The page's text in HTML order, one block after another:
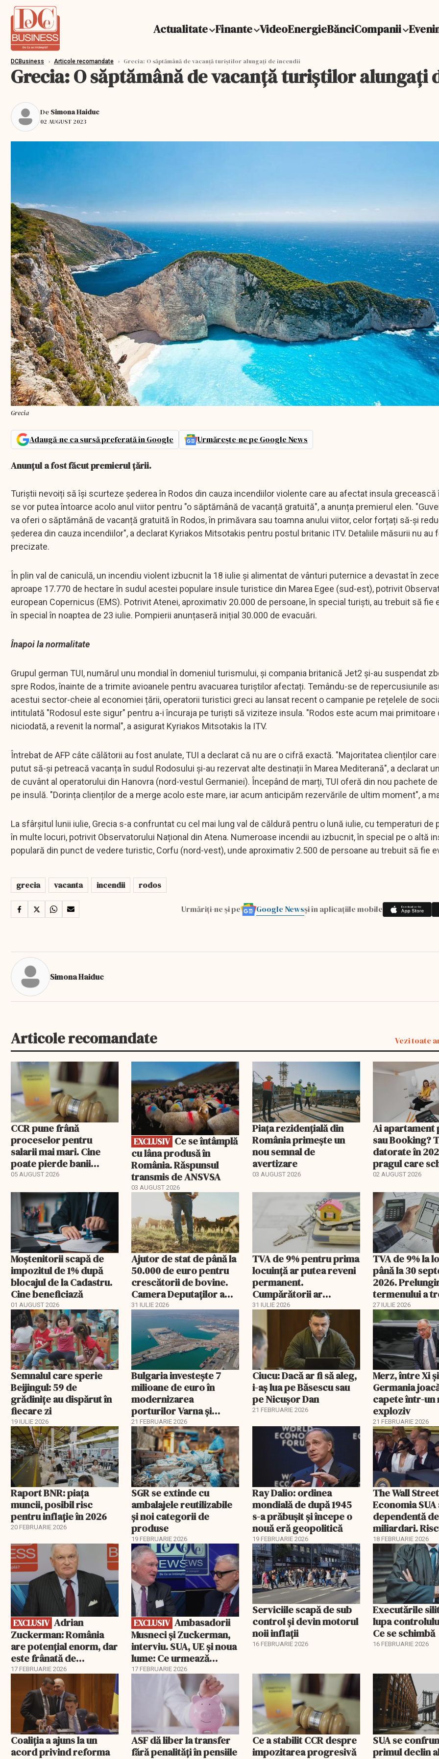
Actualitate Finante VideoEnergieBănciCompanii
DCBusiness › Articole recomandate › Grecia: O săptămână de vacanță turiștilor alungați de incendii
Grecia: O săptămână de vacanță turiștilor alungați
De Simona Haiduc
02 AUGUST 2023
Grecia
Adaugă-ne ca sursă preferată în Google Urmărește-ne pe Google News
Anunțul a fost făcut premierul țării.
Turiștii nevoiți să își scurteze șederea în Rodos din cauza incendiilor violente care au afectat insula grecească
se vor putea întoarce acolo anul viitor pentru "o săptămână de vacanță gratuită", a anunța premierul elen.
va oferi o săptămână de vacanță gratuită în Rodos, în primăvara sau toamna anului viitor, celor forțați să-și
șederea din cauza incendiilor", a declarat Kyriakos Mitsotakis pentru postul britanic ITV. Detaliile măsurii nu au
precizate.
În plin val de caniculă, un incendiu violent izbucnit la 18 iulie și alimentat de vânturi puternice a devastat în
aproape 17.770 de hectare în sudul acestei populare insule turistice din Marea Egee (sud-est), potrivit
european Copernicus (EMS). Potrivit Atenei, aproximativ 20.000 de persoane, în special turiști, au trebuit să fie
în special în noaptea de 23 iulie. Pompierii anunțaseră inițial 30.000 de evacuări.
Înapoi la normalitate
Grupul german TUI, numărul unu mondial în domeniul turismului, și compania britanică Jet2 și-au suspendat
spre Rodos, înainte de a trimite avioanele pentru avacuarea turiștilor afectați. Temându-se de repercusiunile
acestui sector-cheie al economiei țării, operatorii turistici greci au lansat recent o campanie pe rețelele de
intitulată "Rodosul este sigur" pentru a-i încuraja pe turiști să viziteze insula. "Rodos este acum mai primitoare
niciodată, a revenit la normal", a asigurat Kyriakos Mitsotakis la ITV.
Întrebat de AFP câte călătorii au fost anulate, TUI a declarat că nu are o cifră exactă. "Majoritatea clienților care
putut să-și petreacă vacanța în sudul Rodosului și-au rezervat alte destinații în Marea Mediterană", a declarat
de cuvânt al operatorului din Hanovra (nord-vestul Germaniei). Începând de marți, TUI oferă din nou pachete
pe insulă. "Dorința clienților de a merge acolo este mare, iar acum anticipăm rezervările de ultim moment", a
La sfârșitul lunii iulie, Grecia s-a confruntat cu cel mai lung val de căldură pentru o lună iulie, cu temperaturi de
în multe locuri, potrivit Observatorului Național din Atena. Numeroase incendii au izbucnit, în special pe o altă
populară din punct de vedere turistic, Corfu (nord-vest), unde aproximativ 2.500 de persoane au trebuit să fie
grecia vacanta incendii rodos
Urmăriți-ne și pe Google Newsși în aplicațiile mobile
Simona Haiduc
Articole recomandate Vezi toate
CCR pune frână
proceselor pentru
salarii mai mari. Cine
poate pierde banii
ceruți statului
05 AUGUST 2026
EXCLUSIV
EXCLUSIV
cu lâna produsă în
România. Răspunsul
transmis de ANSVSA
03 AUGUST 2026
Piața rezidențială din
România primește un
nou semnal de
avertizare
03 AUGUST 2026
Ai apartament
sau Booking?
datorate în
pragul care
regimul fiscal
02 AUGUST 2026
Moștenitorii scapă de
impozitul de 1% după
blocajul de la Cadastru.
Cine beneficiază
01 AUGUST 2026
Ajutor de stat de până la
50.000 de euro pentru
crescătorii de bovine.
Camera Deputaților a
aprobat schema
31 IULIE 2026
TVA de 9% pentru prima
locuință ar putea reveni
permanent.
Cumpărătorii ar
economisi zeci de mii de
31 IULIE 2026
TVA de 9% la
până la 30
2026.
termenului a
comisia din
27 IULIE 2026
Semnalul care sperie
Beijingul: 59 de
grădinițe au dispărut în
fiecare zi
19 IULIE 2026
Bulgaria investește 7
milioane de euro în
modernizarea
porturilor Varna și
Burgas
21 FEBRUARIE 2026
Ciucu: Dacă ar fi să aleg,
i-aș lua pe Băsescu sau
pe Nicușor Dan
21 FEBRUARIE 2026
Merz, între Xi
Germania
capete într-un
exploziv
21 FEBRUARIE 2026
Raport BNR: piața
muncii, posibil risc
pentru inflație în 2026
20 FEBRUARIE 2026
SGR se extinde cu
ambalajele reutilizabile
și noi categorii de
produse
19 FEBRUARIE 2026
Ray Dalio: ordinea
mondială de după 1945
s-a prăbușit și începe o
nouă eră geopolitică
19 FEBRUARIE 2026
The Wall
Economia
dependentă de
miliardari.
pentru burse
18 FEBRUARIE 2026
EXCLUSIV
EXCLUSIV
Zuckerman: România
are potențial enorm, dar
este frânată de
corupție, companii de
stat și influența
propagandei ruse
17 FEBRUARIE 2026
EXCLUSIV
EXCLUSIV Ambasadorii
Musneci și Zuckerman,
interviu. SUA, UE și noua
lume: Ce urmează
pentru România
17 FEBRUARIE 2026
Serviciile scapă de sub
control și devin motorul
noii inflații
16 FEBRUARIE 2026
Executările
lupa
Ce se schimbă
16 FEBRUARIE 2026
Coaliția a ajuns la un
acord privind reforma
ASF dă liber la transfer
fără penalități în pensiile
Ce a stabilit CCR despre
impozitarea progresivă
SUA se
primul declin